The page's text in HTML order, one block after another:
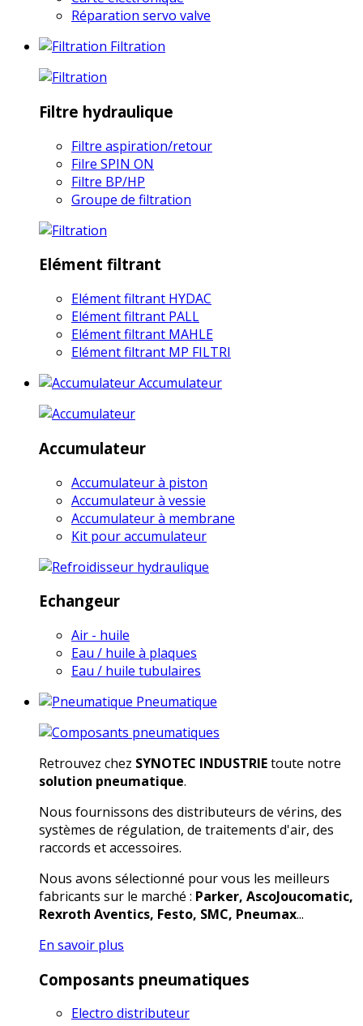
Réparation servo valve
Filtration
Filtre hydraulique
Filtre aspiration/retour
Filre SPIN ON
Filtre BP/HP
Groupe de filtration
Elément filtrant
Elément filtrant HYDAC
Elément filtrant PALL
Elément filtrant MAHLE
Elément filtrant MP FILTRI
Accumulateur
Accumulateur
Accumulateur à piston
Accumulateur à vessie
Accumulateur à membrane
Kit pour accumulateur
Echangeur
Air - huile
Eau / huile à plaques
Eau / huile tubulaires
Pneumatique
Retrouvez chez SYNOTEC INDUSTRIEtoute notre
solution pneumatique.
Nous fournissons des distributeurs de vérins, des
systèmes de régulation, de traitements d'air, des
raccords et accessoires.
Nous avons sélectionné pour vous les meilleurs
fabricants sur le marché : Parker, AscoJoucomatic,
Rexroth Aventics, Festo, SMC, Pneumax...
En savoir plus
Composants pneumatiques
Electro distributeur